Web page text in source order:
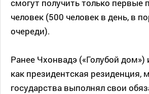
смогут получить только первые
человек (500 человек в день, в
очереди).
Ранее Чхонвадэ («Голубой дом»)
как президентская резиденция,
государства выполнял свои